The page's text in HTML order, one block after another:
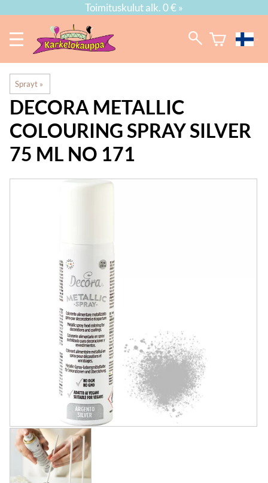
Toimituskulut alk. 0 € »
Sprayt ‪»
DECORA METALLIC
COLOURING SPRAY SILVER
75 ML NO 171